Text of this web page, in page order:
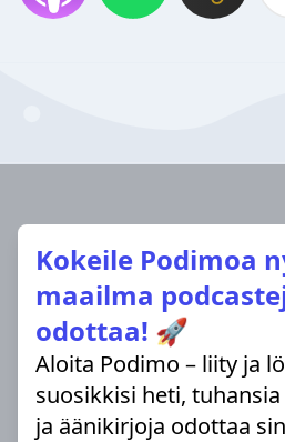
Kokeile Podimoa
maailma
odottaa! 🚀
Aloita Podimo – liity ja
suosikkisi heti,
ja äänikirjoja odottaa